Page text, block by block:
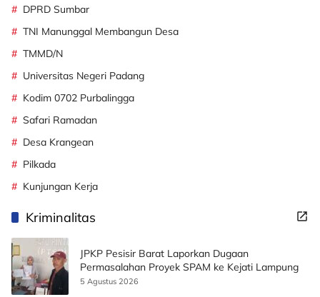
DPRD Sumbar
TNI Manunggal Membangun Desa
TMMD/N
Universitas Negeri Padang
Kodim 0702 Purbalingga
Safari Ramadan
Desa Krangean
Pilkada
Kunjungan Kerja
Kriminalitas
JPKP Pesisir Barat Laporkan Dugaan
Permasalahan Proyek SPAM ke Kejati Lampung
5 Agustus 2026